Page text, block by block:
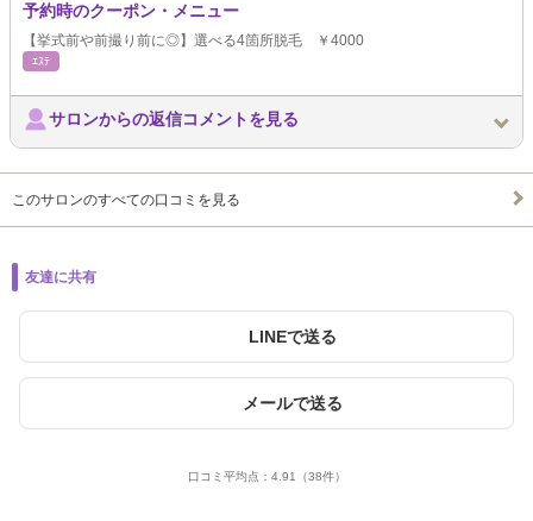
予約時のクーポン・メニュー
【挙式前や前撮り前に◎】選べる4箇所脱毛 ￥4000
ｴｽﾃ
サロンからの返信コメントを見る
このサロンのすべての口コミを見る
友達に共有
LINEで送る
メールで送る
口コミ平均点： 4.91 （38件）